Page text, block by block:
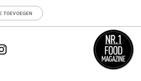
TOEVOEGEN